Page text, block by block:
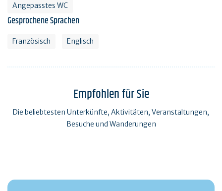
Angepasstes WC
Gesprochene Sprachen
Französisch Englisch
Empfohlen für Sie
Die beliebtesten Unterkünfte, Aktivitäten, Veranstaltungen,
Besuche und Wanderungen